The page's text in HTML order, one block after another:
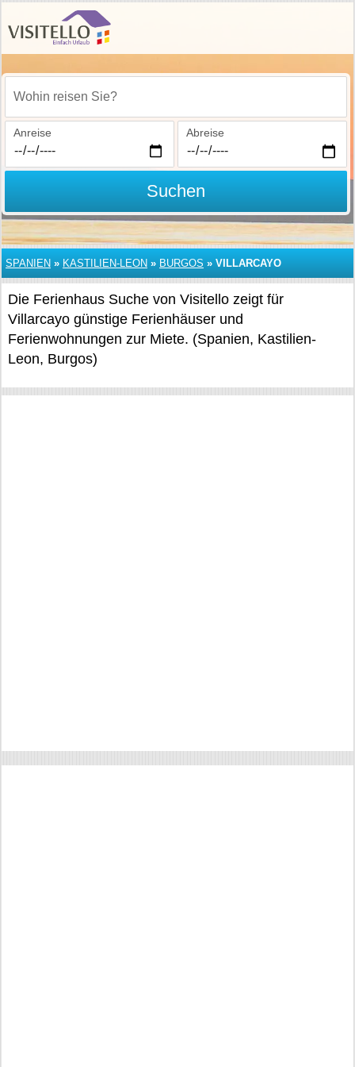
Wohin reisen Sie?
Anreise Abreise
Suchen
SPANIEN » KASTILIEN-LEON » BURGOS » VILLARCAYO
Die Ferienhaus Suche von Visitello zeigt für
Villarcayo günstige Ferienhäuser und
Ferienwohnungen zur Miete. (Spanien, Kastilien-
Leon, Burgos)